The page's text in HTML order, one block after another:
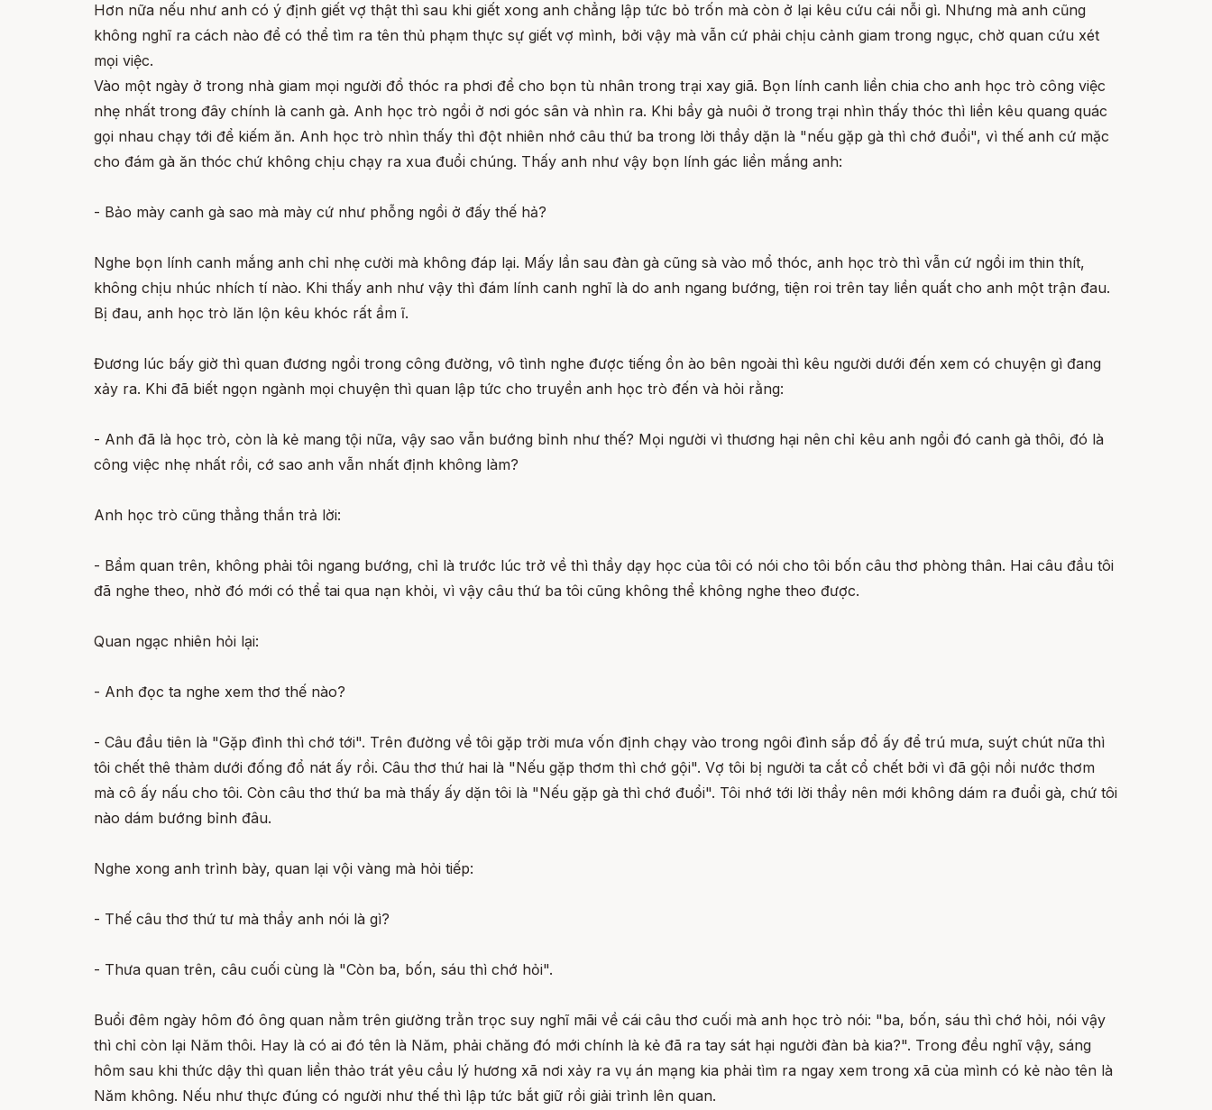
Hơn nữa nếu như anh có ý định giết vợ thật thì sau khi giết xong anh chẳng lập tức bỏ trốn mà còn ở lại kêu cứu cái nỗi gì. Nhưng mà anh cũng
không nghĩ ra cách nào để có thể tìm ra tên thủ phạm thực sự giết vợ mình, bởi vậy mà vẫn cứ phải chịu cảnh giam trong ngục, chờ quan cứu xét
mọi việc.
Vào một ngày ở trong nhà giam mọi người đổ thóc ra phơi để cho bọn tù nhân trong trại xay giã. Bọn lính canh liền chia cho anh học trò công việc
nhẹ nhất trong đây chính là canh gà. Anh học trò ngồi ở nơi góc sân và nhìn ra. Khi bầy gà nuôi ở trong trại nhìn thấy thóc thì liền kêu quang quác
gọi nhau chạy tới để kiếm ăn. Anh học trò nhìn thấy thì đột nhiên nhớ câu thứ ba trong lời thầy dặn là "nếu gặp gà thì chớ đuổi", vì thế anh cứ mặc
cho đám gà ăn thóc chứ không chịu chạy ra xua đuổi chúng. Thấy anh như vậy bọn lính gác liền mắng anh:
- Bảo mày canh gà sao mà mày cứ như phỗng ngồi ở đấy thế hả?
Nghe bọn lính canh mắng anh chỉ nhẹ cười mà không đáp lại. Mấy lần sau đàn gà cũng sà vào mổ thóc, anh học trò thì vẫn cứ ngồi im thin thít,
không chịu nhúc nhích tí nào. Khi thấy anh như vậy thì đám lính canh nghĩ là do anh ngang bướng, tiện roi trên tay liền quất cho anh một trận đau.
Bị đau, anh học trò lăn lộn kêu khóc rất ầm ĩ.
Đương lúc bấy giờ thì quan đương ngồi trong công đường, vô tình nghe được tiếng ồn ào bên ngoài thì kêu người dưới đến xem có chuyện gì đang
xảy ra. Khi đã biết ngọn ngành mọi chuyện thì quan lập tức cho truyền anh học trò đến và hỏi rằng:
- Anh đã là học trò, còn là kẻ mang tội nữa, vậy sao vẫn bướng bỉnh như thế? Mọi người vì thương hại nên chỉ kêu anh ngồi đó canh gà thôi, đó là
công việc nhẹ nhất rồi, cớ sao anh vẫn nhất định không làm?
Anh học trò cũng thẳng thắn trả lời:
- Bẩm quan trên, không phải tôi ngang bướng, chỉ là trước lúc trở về thì thầy dạy học của tôi có nói cho tôi bốn câu thơ phòng thân. Hai câu đầu tôi
đã nghe theo, nhờ đó mới có thể tai qua nạn khỏi, vì vậy câu thứ ba tôi cũng không thể không nghe theo được.
Quan ngạc nhiên hỏi lại:
- Anh đọc ta nghe xem thơ thế nào?
- Câu đầu tiên là "Gặp đình thì chớ tới". Trên đường về tôi gặp trời mưa vốn định chạy vào trong ngôi đình sắp đổ ấy để trú mưa, suýt chút nữa thì
tôi chết thê thảm dưới đống đổ nát ấy rồi. Câu thơ thứ hai là "Nếu gặp thơm thì chớ gội". Vợ tôi bị người ta cắt cổ chết bởi vì đã gội nồi nước thơm
mà cô ấy nấu cho tôi. Còn câu thơ thứ ba mà thấy ấy dặn tôi là "Nếu gặp gà thì chớ đuổi". Tôi nhớ tới lời thầy nên mới không dám ra đuổi gà, chứ tôi
nào dám bướng bỉnh đâu.
Nghe xong anh trình bày, quan lại vội vàng mà hỏi tiếp:
- Thế câu thơ thứ tư mà thầy anh nói là gì?
- Thưa quan trên, câu cuối cùng là "Còn ba, bốn, sáu thì chớ hỏi".
Buổi đêm ngày hôm đó ông quan nằm trên giường trằn trọc suy nghĩ mãi về cái câu thơ cuối mà anh học trò nói: "ba, bốn, sáu thì chớ hỏi, nói vậy
thì chỉ còn lại Năm thôi. Hay là có ai đó tên là Năm, phải chăng đó mới chính là kẻ đã ra tay sát hại người đàn bà kia?". Trong đều nghĩ vậy, sáng
hôm sau khi thức dậy thì quan liền thảo trát yêu cầu lý hương xã nơi xảy ra vụ án mạng kia phải tìm ra ngay xem trong xã của mình có kẻ nào tên là
Năm không. Nếu như thực đúng có người như thế thì lập tức bắt giữ rồi giải trình lên quan.